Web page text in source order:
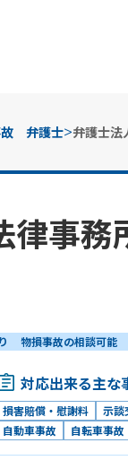
弁護士>弁護士
律事務
物損事故の相談可能
対応出来る主な
損害賠償・慰謝料 示談
自動車事故
自転車事故